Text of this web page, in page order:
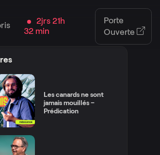
2jrs 21h
32 min
Porte
Ouverte
Les canards ne sont
jamais mouillés –
Prédication